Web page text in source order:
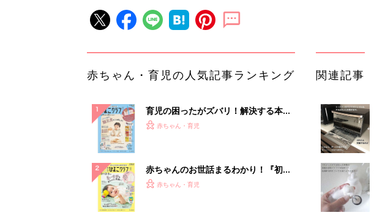
赤ちゃん・育児の人気記事ランキング
育児の困ったがズバリ！解決する本
『ひよこクラブ 秋号』 4カ月～2才
赤ちゃん・育児
赤ちゃんのお世話まるわかり！『初め
てのひよこクラブ 夏号』〈巻頭大特
赤ちゃん・育児
関連記事